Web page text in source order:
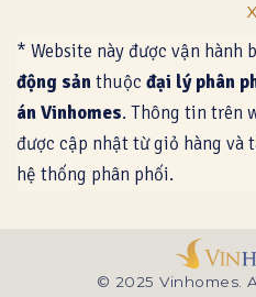
* Website này được vận hành
động sảnthuộc đại lý phân
án Vinhomes. Thông tin trên
được cập nhật từ giỏ hàng và
hệ thống phân phối.
© 2025Vinhomes .